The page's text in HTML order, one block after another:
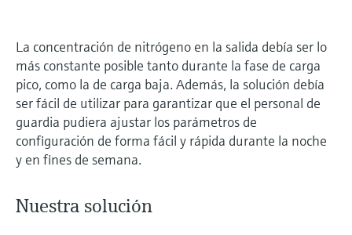
La concentración de nitrógeno en la salida debía ser lo
más constante posible tanto durante la fase de carga
pico, como la de carga baja. Además, la solución debía
ser fácil de utilizar para garantizar que el personal de
guardia pudiera ajustar los parámetros de
configuración de forma fácil y rápida durante la noche
y en fines de semana.
Nuestra solución